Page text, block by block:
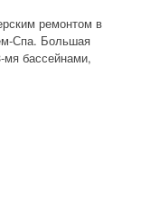
ремонтом в
Спа. Большая
мя бассейнами,